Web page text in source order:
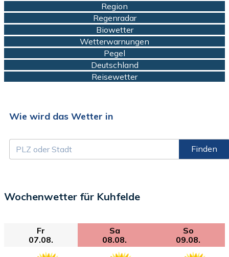
Region
Regenradar
Biowetter
Wetterwarnungen
Pegel
Deutschland
Reisewetter
Wie wird das Wetter in
Finden
Wochenwetter für Kuhfelde
Fr
07.08.
Sa
08.08.
So
09.08.